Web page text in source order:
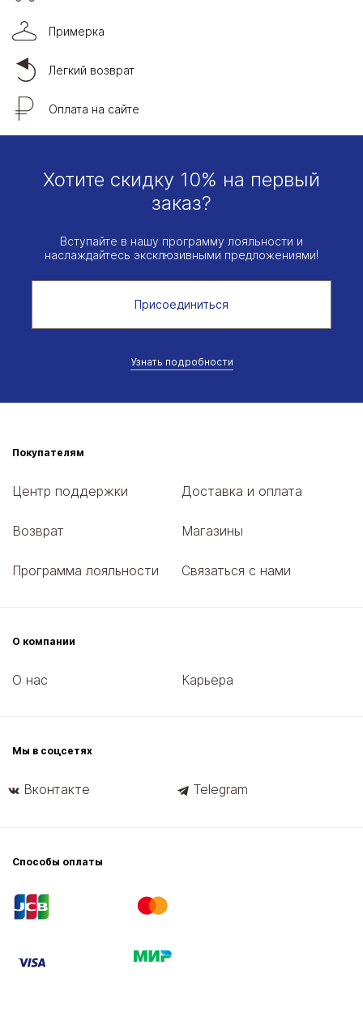
Примерка
Легкий возврат
Оплата на сайте
Хотите скидку 10% на первый
заказ?
Вступайте в нашу программу лояльности и
наслаждайтесь эксклюзивными предложениями!
Присоединиться
Узнать подробности
Покупателям
Центр поддержки Доставка и оплата
Возврат Магазины
Программа лояльности Связаться с нами
О компании
О нас Карьера
Мы в соцсетях
Вконтакте Telegram
Способы оплаты